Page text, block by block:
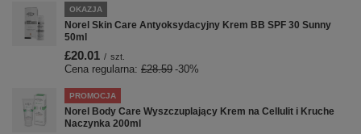
OKAZJA
Norel Skin Care Antyoksydacyjny Krem BB SPF 30 Sunny
50ml
£20.01 / szt.
Cena regularna: £28.59 -30%
PROMOCJA
Norel Body Care Wyszczuplający Krem na Cellulit i Kruche
Naczynka 200ml